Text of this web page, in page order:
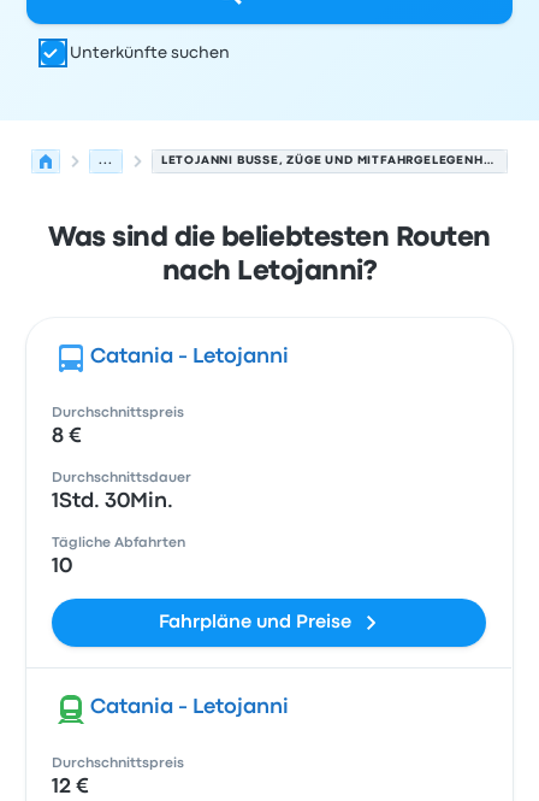
Unterkünfte suchen
... LETOJANNI BUSSE, ZÜGE UND MITFAHRGELEGENHEITEN.
Was sind die beliebtesten Routen
nach Letojanni?
Catania - Letojanni
Durchschnittspreis
8 €
Durchschnittsdauer
1Std. 30Min.
Tägliche Abfahrten
10
Fahrpläne und Preise
Catania - Letojanni
Durchschnittspreis
12 €